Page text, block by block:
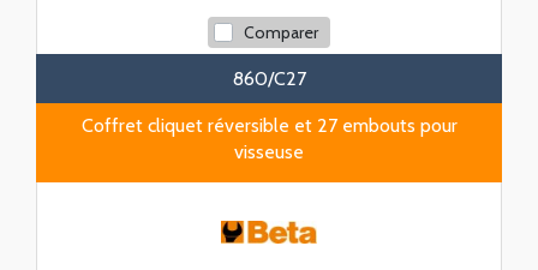
Comparer
860/C27
Coffret cliquet réversible et 27 embouts pour
visseuse